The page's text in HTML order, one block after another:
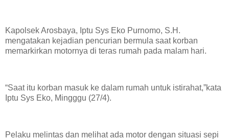
Kapolsek Arosbaya, Iptu Sys Eko Purnomo, S.H.
mengatakan kejadian pencurian bermula saat korban
memarkirkan motornya di teras rumah pada malam hari.
“Saat itu korban masuk ke dalam rumah untuk istirahat,”kata
Iptu Sys Eko, Mingggu (27/4).
Pelaku melintas dan melihat ada motor dengan situasi sepi